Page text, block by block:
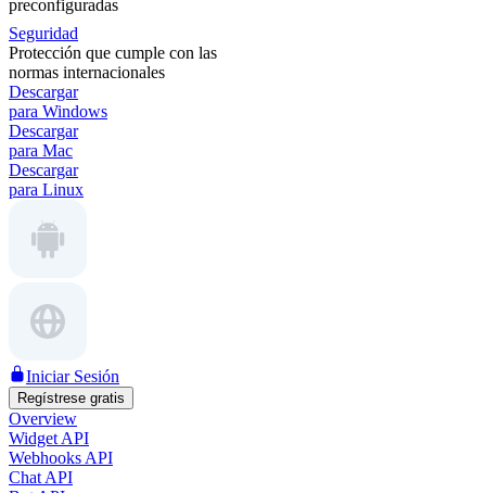
preconfiguradas
Seguridad
Protección que cumple con las
normas internacionales
Descargar
para Windows
Descargar
para Mac
Descargar
para Linux
Iniciar Sesión
Regístrese gratis
Overview
Widget API
Webhooks API
Chat API